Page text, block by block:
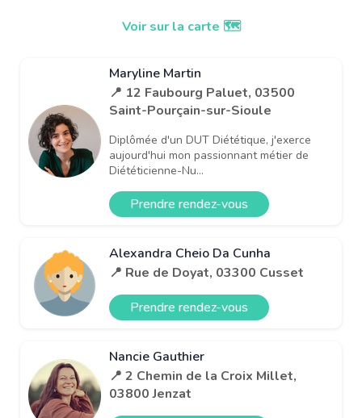
Voir sur la carte 🗺️
Maryline Martin
📍 12 Faubourg Paluet, 03500
Saint-Pourçain-sur-Sioule
Diplômée d'un DUT Diététique, j'exerce
aujourd'hui mon passionnant métier de
Diététicienne-Nu...
Prendre rendez-vous
Alexandra Cheio Da Cunha
📍 Rue de Doyat, 03300 Cusset
Prendre rendez-vous
Nancie Gauthier
📍 2 Chemin de la Croix Millet,
03800 Jenzat